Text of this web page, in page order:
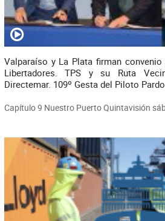
Valparaíso y La Plata firman
Libertadores. TPS y su Ruta
Directemar. 109º Gesta del Piloto
Capítulo 9 Nuestro Puerto Quintavisión